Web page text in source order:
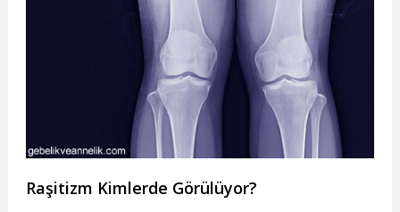
Raşitizm Kimlerde Görülüyor?